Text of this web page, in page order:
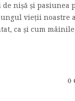
nişă şi pasiunea
vieţii noastre
ca şi cum
0